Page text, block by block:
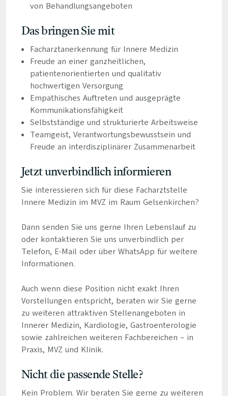
von Behandlungsangeboten
Das bringen Sie mit
Facharztanerkennung für Innere Medizin
Freude an einer ganzheitlichen,
patientenorientierten und qualitativ
hochwertigen Versorgung
Empathisches Auftreten und ausgeprägte
Kommunikationsfähigkeit
Selbstständige und strukturierte Arbeitsweise
Teamgeist, Verantwortungsbewusstsein und
Freude an interdisziplinärer Zusammenarbeit
Jetzt unverbindlich informieren
Sie interessieren sich für diese Facharztstelle
Innere Medizin im MVZ im Raum Gelsenkirchen?
Dann senden Sie uns gerne Ihren Lebenslauf zu
oder kontaktieren Sie uns unverbindlich per
Telefon, E-Mail oder über WhatsApp für weitere
Informationen.
Auch wenn diese Position nicht exakt Ihren
Vorstellungen entspricht, beraten wir Sie gerne
zu weiteren attraktiven Stellenangeboten in
Innerer Medizin, Kardiologie, Gastroenterologie
sowie zahlreichen weiteren Fachbereichen – in
Praxis, MVZ und Klinik.
Nicht die passende Stelle?
Kein Problem. Wir beraten Sie gerne zu weiteren